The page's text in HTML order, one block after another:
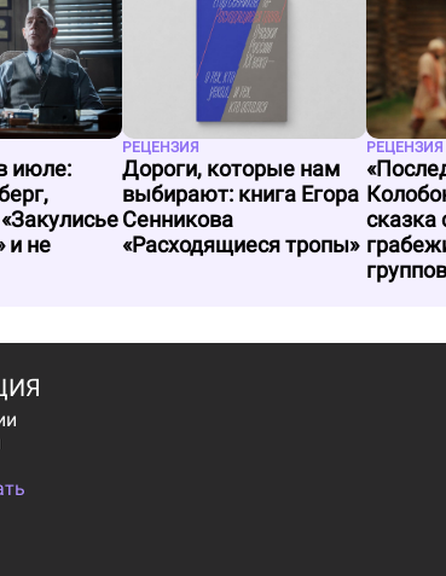
июле:
и не
РЕЦЕНЗИЯ
Дороги, которые нам
выбирают: книга Егора
Сенникова
«Расходящиеся тропы»
РЕЦЕНЗИЯ
сказка